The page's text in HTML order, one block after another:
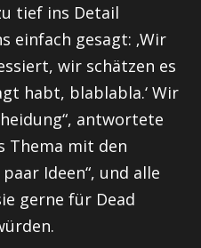
tief ins Detail
einfach gesagt: ‚Wir
wir schätzen es
habt, blablabla.‘ Wir
antwortete
Thema mit den
Ideen“, und alle
gerne für Dead